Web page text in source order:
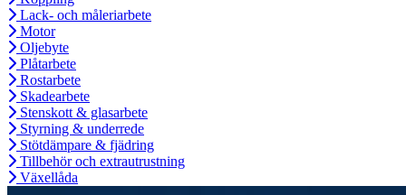
Lack- och måleriarbete
Motor
Oljebyte
Plåtarbete
Rostarbete
Skadearbete
Stenskott & glasarbete
Styrning & underrede
Stötdämpare & fjädring
Tillbehör och extrautrustning
Växellåda